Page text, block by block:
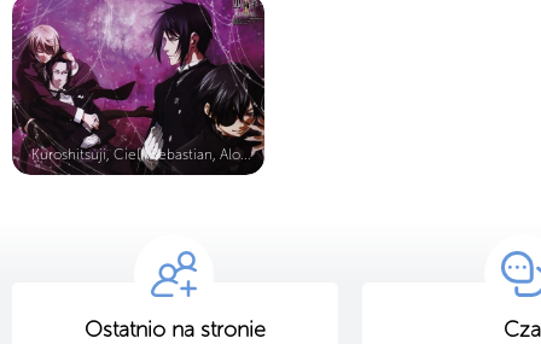
Kuroshitsuji, Ciel i Sebastian, Alo...
Ostatnio na stronie